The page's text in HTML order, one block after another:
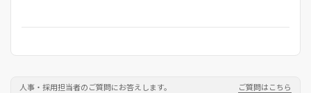
人事・採用担当者のご質問にお答えします。 ご質問はこちら